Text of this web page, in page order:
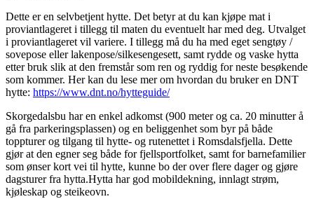
Dette er en selvbetjent hytte. Det betyr at du kan kjøpe mat i
proviantlageret i tillegg til maten du eventuelt har med deg. Utvalget
i proviantlageret vil variere. I tillegg må du ha med eget sengtøy /
sovepose eller lakenpose/silkesengesett, samt rydde og vaske hytta
etter bruk slik at den fremstår som ren og ryddig for neste besøkende
som kommer. Her kan du lese mer om hvordan du bruker en DNT
hytte: https://www.dnt.no/hytteguide/
Skorgedalsbu har en enkel adkomst (900 meter og ca. 20 minutter å
gå fra parkeringsplassen) og en beliggenhet som byr på både
toppturer og tilgang til hytte- og rutenettet i Romsdalsfjella. Dette
gjør at den egner seg både for fjellsportfolket, samt for barnefamilier
som ønser kort vei til hytte, kunne bo der over flere dager og gjøre
dagsturer fra hytta.Hytta har god mobildekning, innlagt strøm,
kjøleskap og steikeovn.